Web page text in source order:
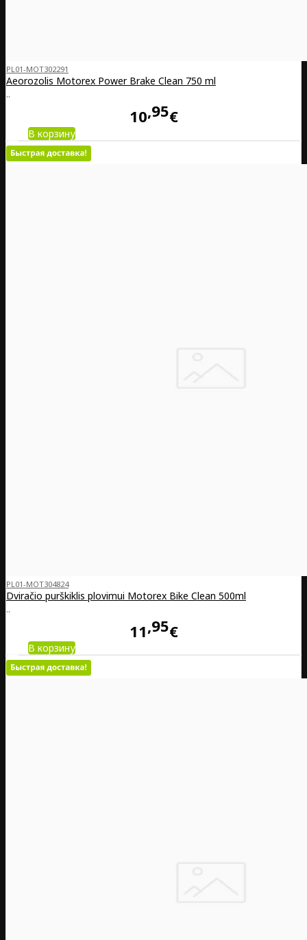
PL01-MOT302291
Aeorozolis Motorex Power Brake Clean 750 ml
..
10 95€
В корзину
PL01-MOT304824
Dviračio purškiklis plovimui Motorex Bike Clean 500ml
..
11 95€
В корзину